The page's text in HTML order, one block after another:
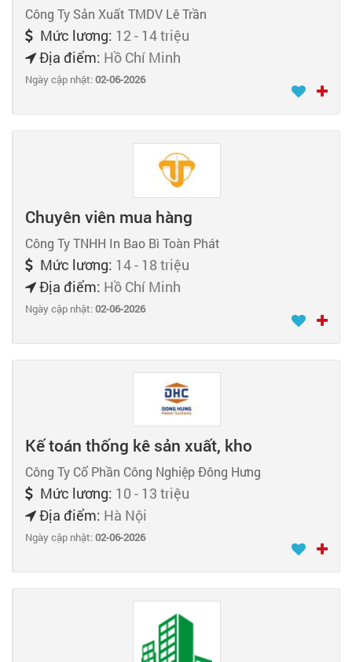
Công Ty Sản Xuất TMDV Lê Trần
Mức lương: 12 - 14 triệu
Địa điểm: Hồ Chí Minh
Ngày cập nhật:02-06-2026
Chuyên viên mua hàng
Công Ty TNHH In Bao Bì Toàn Phát
Mức lương: 14 - 18 triệu
Địa điểm: Hồ Chí Minh
Ngày cập nhật:02-06-2026
Kế toán thống kê sản xuất, kho
Công Ty Cổ Phần Công Nghiệp Đông Hưng
Mức lương: 10 - 13 triệu
Địa điểm: Hà Nội
Ngày cập nhật:02-06-2026